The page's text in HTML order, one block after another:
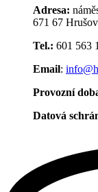
Adresa:
671 67
Tel.: 601 563
Email:
Provozní
Datová